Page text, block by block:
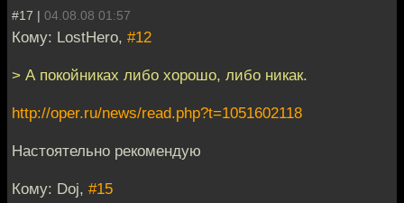
#17 | 04.08.08 01:57
Кому: LostHero, #12
> А покойниках либо хорошо, либо никак.
http://oper.ru/news/read.php?t=1051602118
Настоятельно рекомендую
Кому: Doj, #15